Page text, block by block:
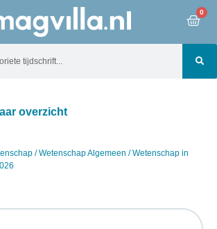
0
overzicht
/Wetenschap Algemeen / Wetenschap in